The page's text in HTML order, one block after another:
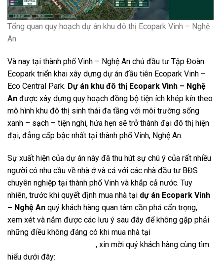
Tổng quan quy hoạch dự án khu đô thị Ecopark Vinh – Nghệ
An
Và nay tại thành phố Vinh – Nghệ An chủ đầu tư Tập Đoàn
Ecopark triển khai xây dựng dự án đầu tiên Ecopark Vinh –
Eco Central Park. Dự án khu đô thị Ecopark Vinh – Nghệ
An được xây dựng quy hoạch đồng bộ tiện ích khép kín theo
mô hình khu đô thị sinh thái đa tầng với môi trường sống
xanh – sạch – tiện nghi, hứa hẹn sẽ trở thành đại đô thị hiện
đại, đẳng cấp bậc nhất tại thành phố Vinh, Nghệ An.
Sự xuất hiện của dự án này đã thu hút sự chú ý của rất nhiều
người có nhu cầu về nhà ở và cả với các nhà đầu tư BĐS
chuyên nghiệp tại thành phố Vinh và khắp cả nước. Tuy
nhiên, trước khi quyết định mua nhà tại dự án Ecopark Vinh
– Nghệ An quý khách hàng quan tâm cần phả cẩn trọng,
xem xét và nắm được các lưu ý sau đây để không gặp phải
những điều không đáng có khi mua nhà tại
, xin mời quý khách hàng cùng tìm
hiểu dưới đây: